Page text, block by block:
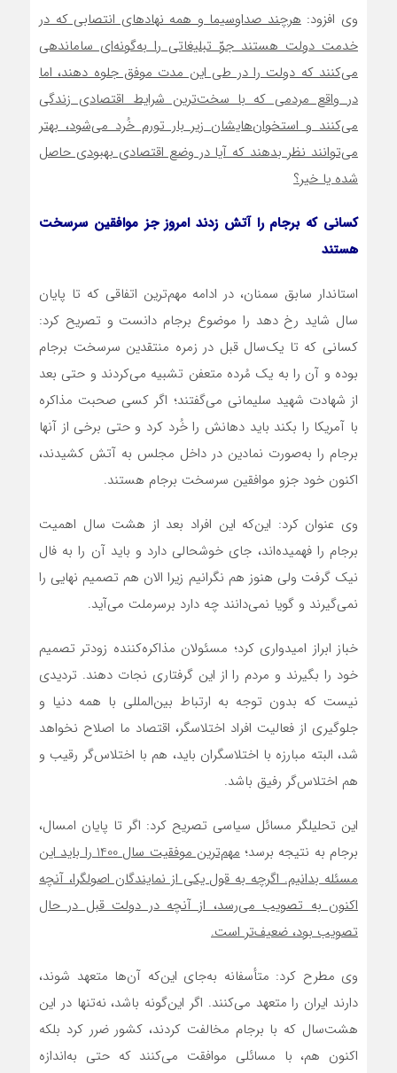
وی افزود:هرچند صداوسیما و همه نهادهای انتصابی که در
خدمت دولت هستند جوّ تبلیغاتی را به‌گونه‌ای ساماندهی
می‌کنند که دولت را در طی این مدت موفق جلوه دهند، اما
در واقع مردمی که با سخت‌ترین شرایط اقتصادی زندگی
می‌کنند و استخوان‌های‏شان زیر بار تورم خُرد می‌شود، بهتر
می‌توانند نظر بدهند که آیا در وضع اقتصادی بهبودی حاصل
شده یا خیر؟
کسانی که برجام را آتش زدند امروز جز موافقین سرسخت
هستند
استاندار سابق سمنان، در ادامه مهم‌ترین اتفاقی که تا پایان
سال شاید رخ دهد را موضوع برجام دانست و تصریح کرد:
کسانی که تا یک‌سال قبل در زمره منتقدین سرسخت برجام
بوده و آن را به یک مُرده متعفن تشبیه می‌کردند و حتی بعد
از شهادت شهید سلیمانی می‌گفتند؛ اگر کسی صحبت مذاکره
با آمریکا را بکند باید دهانش را خُرد کرد و حتی برخی از آنها
برجام را به‌صورت نمادین در داخل مجلس به آتش کشیدند،
اکنون خود جزو موافقین سرسخت برجام هستند.
وی عنوان کرد: این‌که این افراد بعد از هشت سال اهمیت
برجام را فهمیده‌اند، جای خوشحالی دارد و باید آن را به فال
نیک گرفت ولی هنوز هم نگرانیم زیرا الان هم تصمیم نهایی را
نمی‌گیرند و گویا نمی‌دانند چه دارد برسرملت می‌آید.
خباز ابراز امیدواری کرد؛ مسئولان مذاکره‌کننده زودتر تصمیم
خود را بگیرند و مردم را از این گرفتاری نجات دهند. تردیدی
نیست که بدون توجه به ارتباط بین‌المللی با همه دنیا و
جلوگیری از فعالیت افراد اختلاس‏گر، اقتصاد ما اصلاح نخواهد
شد، البته مبارزه با اختلاس‏گران باید، هم با اختلاس‌گر رقیب و
هم اختلاس‌گر رفیق باشد.
این تحلیلگر مسائل سیاسی تصریح کرد: اگر تا پایان امسال،
برجام به نتیجه برسد؛
مهم‌ترین موفقیت سال 1400 را باید این
مسئله بدانیم. اگرچه به قول یکی از نمایندگان اصولگرا، آنچه
اکنون به تصویب می‌رسد، از آنچه در دولت قبل در حال
تصویب بود، ضعیف‌تر است.
وی مطرح کرد: متأسفانه به‌جای این‌که آن‌ها متعهد شوند،
دارند ایران را متعهد می‌کنند. اگر این‌گونه باشد، نه‌تنها در این
هشت‌سال که با برجام مخالفت کردند، کشور ضرر کرد بلکه
اکنون هم، با مسائلی موافقت می‌کنند که حتی به‌اندازه